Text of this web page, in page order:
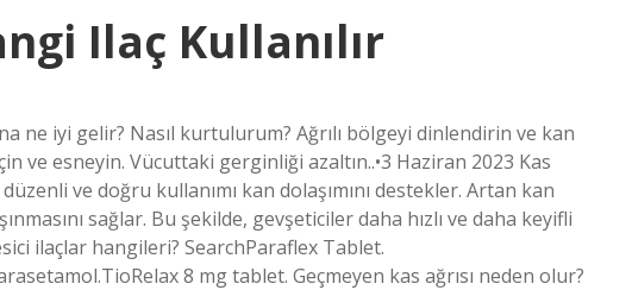
Ilaç Kullanılır
ne iyi gelir? Nasıl kurtulurum? Ağrılı bölgeyi dinlendirin ve kan
ve esneyin. Vücuttaki gerginliği azaltın..•3 Haziran 2023 Kas
ve doğru kullanımı kan dolaşımını destekler. Artan kan
sağlar. Bu şekilde, gevşeticiler daha hızlı ve daha keyifli
ilaçlar hangileri? SearchParaflex Tablet.
8 mg tablet. Geçmeyen kas ağrısı neden olur?